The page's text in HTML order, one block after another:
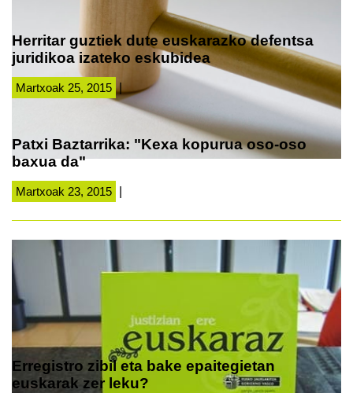
Herritar guztiek dute euskarazko defentsa
juridikoa izateko eskubidea
Martxoak 25, 2015 |
Patxi Baztarrika: "Kexa kopurua oso-oso
baxua da"
Martxoak 23, 2015
Erregistro zibil eta bake epaitegietan
euskarak zer leku?